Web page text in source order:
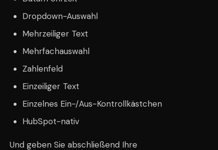
Dropdown-Auswahl
Mehrzeiliger Text
Mehrfachauswahl
Zahlenfeld
Einzeiliger Text
Einzelnes Ein-/Aus-Kontrollkästchen
HubSpot-nativ
Und geben Sie abschließend Ihre